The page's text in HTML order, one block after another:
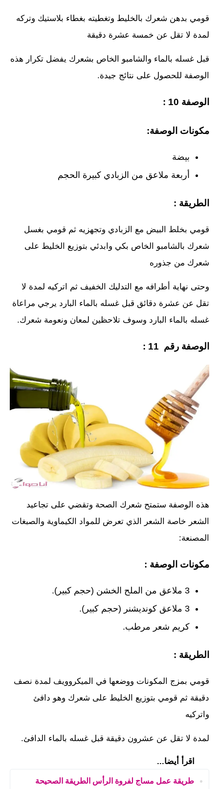
قومي بدهن شعرك بالخليط وتغطيته بغطاء بلاستيك وتركه
لمدة لا تقل عن خمسة عشرة دقيقة
قبل غسله بالماء والشامبو الخاص بشعرك يفضل تكرار هذه
الوصفة للحصول على نتائج جيدة.
الوصفة 10 :
مكونات الوصفة:
بيضة
أربعة ملاعق من الزبادي كبيرة الحجم
الطريقة :
قومي بخلط البيض مع الزبادي وتجهزيه ثم قومي بغسل
شعرك بالشامبو الخاص بكي وابدئي بتوزيع الخليط على
شعرك من جذوره
وحتى نهاية أطرافه مع التدليك الخفيف ثم اتركيه لمدة لا
تقل عن عشرة دقائق قبل غسله بالماء البارد يرجي مراعاة
غسله بالماء البارد وسوف تلاحظين لمعان ونعومة شعرك.
الوصفة رقم 11 :
هذه الوصفة ستمتح شعرك الصحة وتقضي على تجاعيد
الشعر خاصة الشعر الذي تعرض للمواد الكيماوية والصبغات
المصنعة:
مكونات الوصفة :
3 ملاعق من الملح الخشن (حجم كبير).
3 ملاعق كونديشنر (حجم كبير).
كريم شعر مرطب.
الطريقة :
قومي بمزج المكونات ووضعها في الميكروويف لمدة نصف
دقيقة ثم قومي بتوزيع الخليط على شعرك وهو دافئ
واتركيه
لمدة لا تقل عن عشرون دقيقة قبل غسله بالماء الدافئ.
اقرأ أيضا...
طريقة عمل مساج لفروة الرأس الطريقة الصحيحة